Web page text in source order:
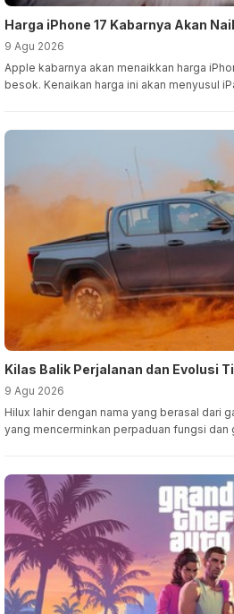
Harga iPhone 17 Kabarnya Akan
9 Agu 2026
Apple kabarnya akan menaikkan harga
besok. Kenaikan harga ini akan menyusul
Kilas Balik Perjalanan dan Evolusi
9 Agu 2026
Hilux lahir dengan nama yang berasal dari
yang mencerminkan perpaduan fungsi dan